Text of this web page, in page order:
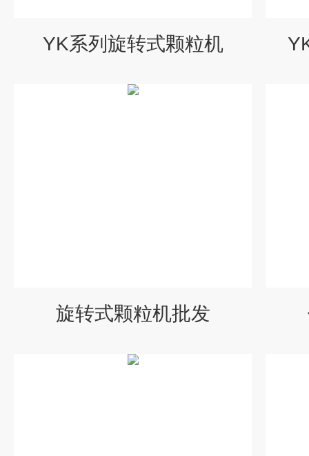
YK系列旋转式颗粒机
旋转式颗粒机批发